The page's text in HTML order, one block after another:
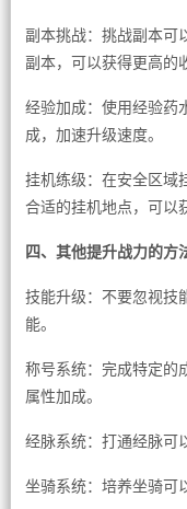
副本挑战：挑战副本可
副本，可以获得更高的
经验加成：使用经验药
成，加速升级速度。
挂机练级：在安全区域
合适的挂机地点，可以
四、其他提升战力的方
技能升级：不要忽视技
能。
称号系统：完成特定的
属性加成。
经脉系统：打通经脉可
坐骑系统：培养坐骑可